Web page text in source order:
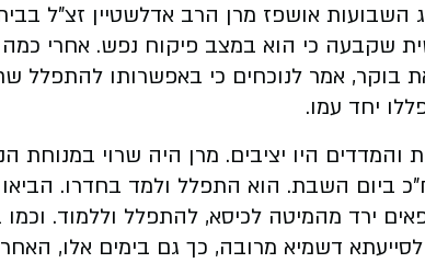
השבועות אושפז מרן הרב אדלשטיין זצ"ל
שקבעה כי הוא במצב פיקוח נפש. אחרי
בוקר, אמר לנוכחים כי באפשרותו להתפלל
יחד עמו.
והמדדים היו יציבים. מרן היה שרוי במנוחת
ביום השבת. הוא התפלל ולמד בחדרו.
ירד מהמיטה לכיסא, להתפלל וללמוד.
דשמיא מרובה, כך גם בימים אלו,